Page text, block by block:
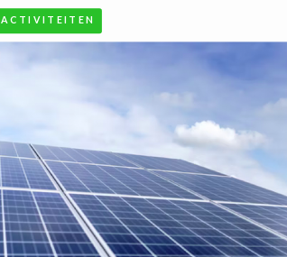
ACTIVITEITEN